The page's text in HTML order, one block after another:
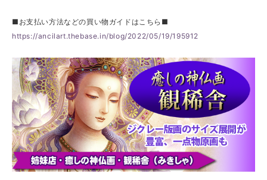
■お支払い方法などの買い物ガイドはこちら■
https://ancilart.thebase.in/blog/2022/05/19/195912